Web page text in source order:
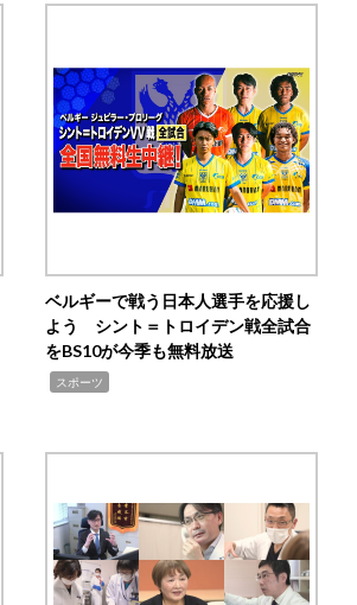
ベルギーで戦う日本人選手を応援し
よう シント＝トロイデン戦全試合
をBS10が今季も無料放送
スポーツ